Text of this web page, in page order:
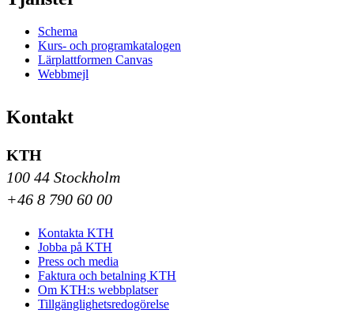
Schema
Kurs- och programkatalogen
Lärplattformen Canvas
Webbmejl
Kontakt
KTH
100 44 Stockholm
+46 8 790 60 00
Kontakta KTH
Jobba på KTH
Press och media
Faktura och betalning KTH
Om KTH:s webbplatser
Tillgänglighetsredogörelse